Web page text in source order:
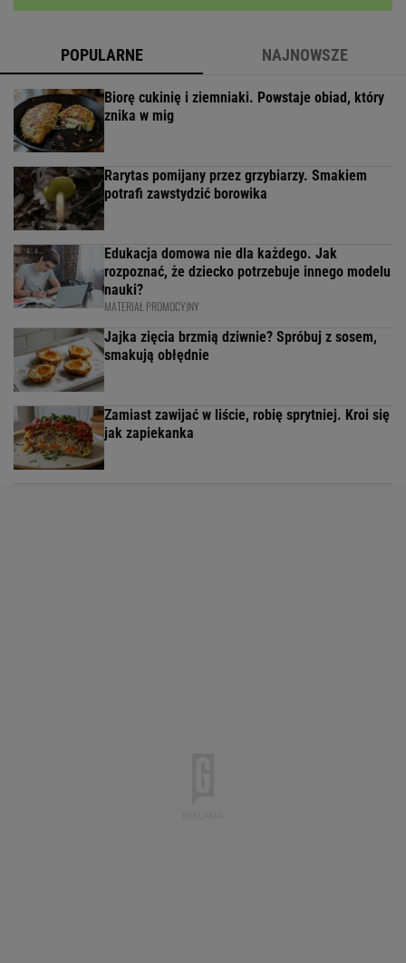
POPULARNE NAJNOWSZE
Biorę cukinię i ziemniaki. Powstaje obiad, który
znika w mig
Rarytas pomijany przez grzybiarzy. Smakiem
potrafi zawstydzić borowika
Edukacja domowa nie dla każdego. Jak
rozpoznać, że dziecko potrzebuje innego modelu
nauki?
MATERIAŁ PROMOCYJNY
Jajka zięcia brzmią dziwnie? Spróbuj z sosem,
smakują obłędnie
Zamiast zawijać w liście, robię sprytniej. Kroi się
jak zapiekanka